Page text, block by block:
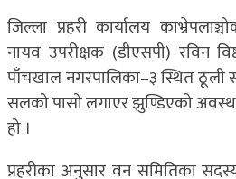
जिल्ला प्रहरी कार्यालय
नायव उपरीक्षक (डीएसपी) रविन
पाँचखाल नगरपालिका–३ स्थित ठूली
सलको पासो लगाएर झुण्डिएको
हो ।
प्रहरीका अनुसार वन समितिका